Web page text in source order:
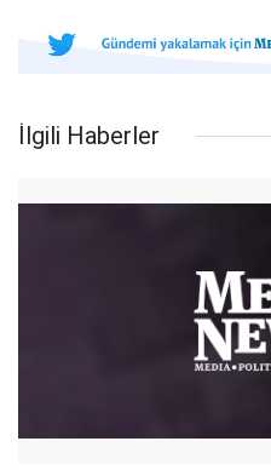
İlgili Haberler